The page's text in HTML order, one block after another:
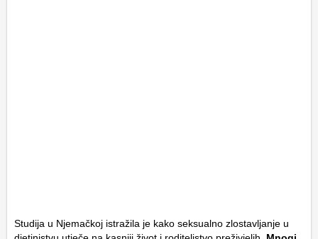
Studija u Njemačkoj istražila je kako seksualno zlostavljanje u